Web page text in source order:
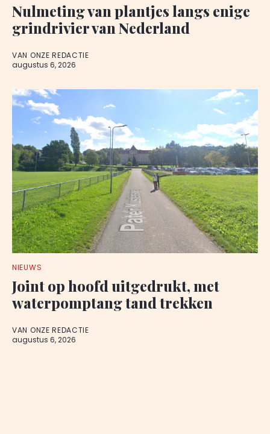
Nulmeting van plantjes langs enige
grindrivier van Nederland
VAN ONZE REDACTIE
augustus 6, 2026
NIEUWS
Joint op hoofd uitgedrukt, met
waterpomptang tand trekken
VAN ONZE REDACTIE
augustus 6, 2026